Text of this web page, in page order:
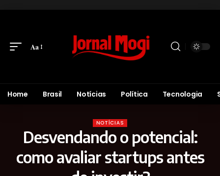
Aa
Home Brasil Notícias Política Tecnologia
NOTÍCIAS
Desvendando o potencial:
como avaliar startups antes